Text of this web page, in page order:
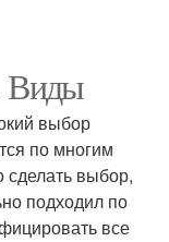
Виды
выбор
по многим
сделать выбор,
подходил по
все